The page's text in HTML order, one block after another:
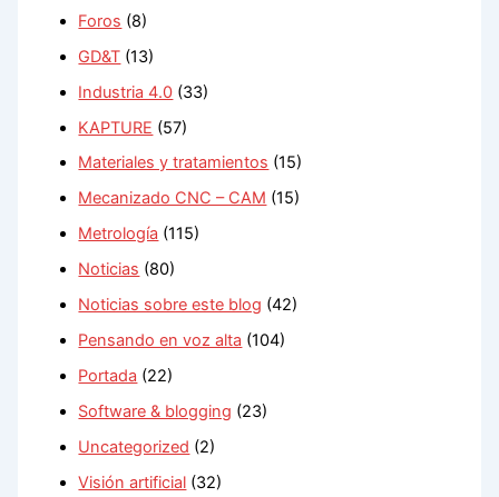
Foros (8)
GD&T (13)
Industria 4.0 (33)
KAPTURE (57)
Materiales y tratamientos (15)
Mecanizado CNC – CAM (15)
Metrología (115)
Noticias (80)
Noticias sobre este blog (42)
Pensando en voz alta (104)
Portada (22)
Software & blogging (23)
Uncategorized (2)
Visión artificial (32)